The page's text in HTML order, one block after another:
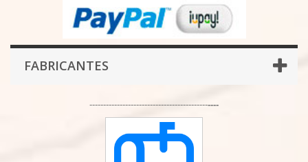
FABRICANTES
-----------------------------------------------